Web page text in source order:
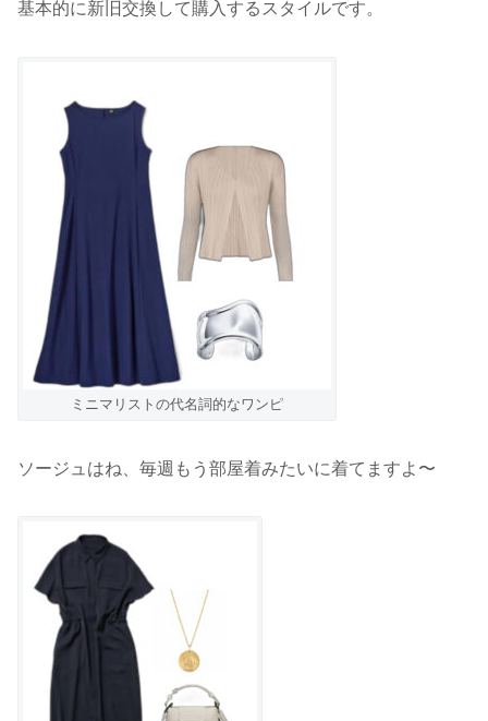
基本的に新旧交換して購入するスタイルです。
ミニマリストの代名詞的なワンピ
ソージュはね、毎週もう部屋着みたいに着てますよ〜